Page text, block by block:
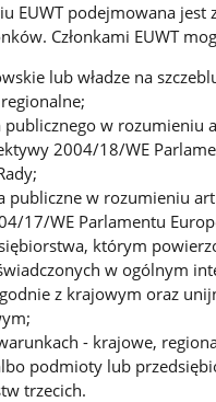
EUWT podejmowana jest
Członkami EUWT
lub władze na
w rozumieniu
2004/18/WE
publiczne w rozumieniu
17/WE Parlamentu
którym
w ogólnym
z krajowym oraz
- krajowe,
podmioty lub
trzecich.